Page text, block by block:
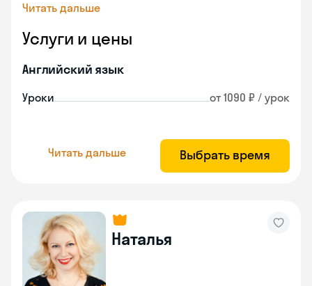
Читать дальше
Услуги и цены
Английский язык
Уроки от 1090 ₽ / урок
Читать дальше Выбрать время
Наталья